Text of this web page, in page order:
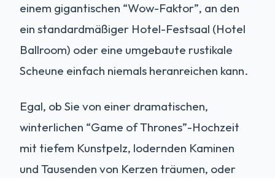
einem gigantischen “Wow-Faktor”, an den
ein standardmäßiger Hotel-Festsaal (Hotel
Ballroom) oder eine umgebaute rustikale
Scheune einfach niemals heranreichen kann.
Egal, ob Sie von einer dramatischen,
winterlichen “Game of Thrones”-Hochzeit
mit tiefem Kunstpelz, lodernden Kaminen
und Tausenden von Kerzen träumen, oder